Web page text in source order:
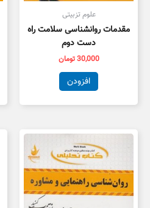
علوم تزبیتی
مقدمات روانشناسی سلامت راه
دست دوم
30,000تومان
افزودن